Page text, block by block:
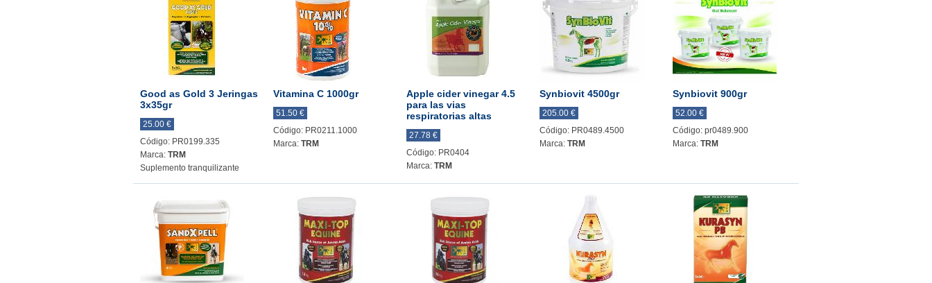
Good as Gold 3 Jeringas
3x35gr
25.00 €
Código: PR0199.335
Marca: TRM
Suplemento tranquilizante
Vitamina C 1000gr
51.50 €
Código: PR0211.1000
Marca: TRM
Apple cider vinegar 4.5
para las vias
respiratorias altas
27.78 €
Código: PR0404
Marca: TRM
Synbiovit 4500gr
205.00 €
Código: PR0489.4500
Marca: TRM
Synbiovit 900gr
52.00 €
Código: pr0489.900
Marca: TRM